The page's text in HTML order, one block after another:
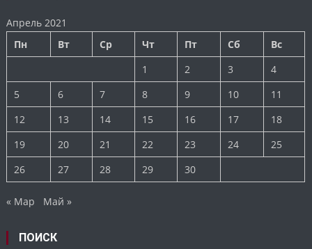
Апрель 2021
Пн
Вт Ср Чт Пт Сб
Вс
1
2 3
4
5
6 7 8 9 10
11
12
13 14 15 16 17
18
19
20 21 22 23 24
25
26
27 28 29 30
« Мар Май »
ПОИСК